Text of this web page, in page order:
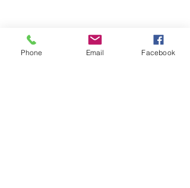
Phone Email Facebook